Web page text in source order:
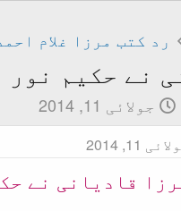
رد کتب مرزا غلام
نے حکیم
ت
ا
ر
خ
جولائی 11, 2014
11, 2014
قادیانی نے